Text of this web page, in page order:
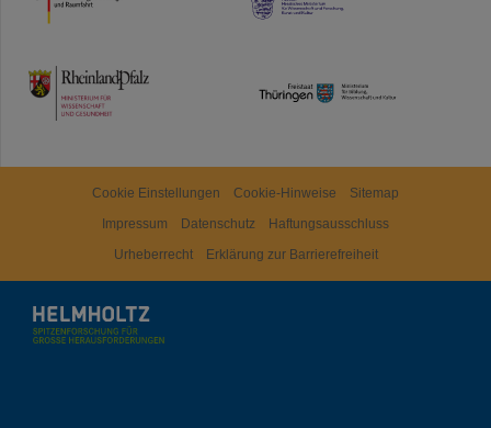
TMWWDG
Cookie Einstellungen Cookie-Hinweise
Sitemap
Impressum
Datenschutz
Haftungsausschluss
Urheberrecht
Erklärung zur Barrierefreiheit